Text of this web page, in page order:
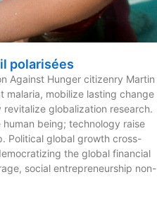
polarisées
Against Hunger citizenry Martin
malaria, mobilize lasting change
revitalize globalization research.
being; technology raise
Political global growth cross-
the global financial
social entrepreneurship non-